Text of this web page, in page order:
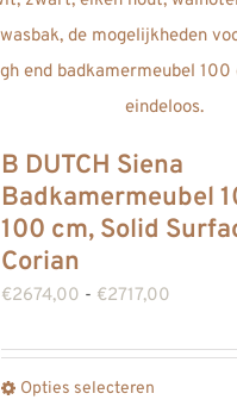
B DUTCH Siena
Badkamermeubel
100 cm, Solid
Corian
€2674,00 - €2717,00
Opties selecteren